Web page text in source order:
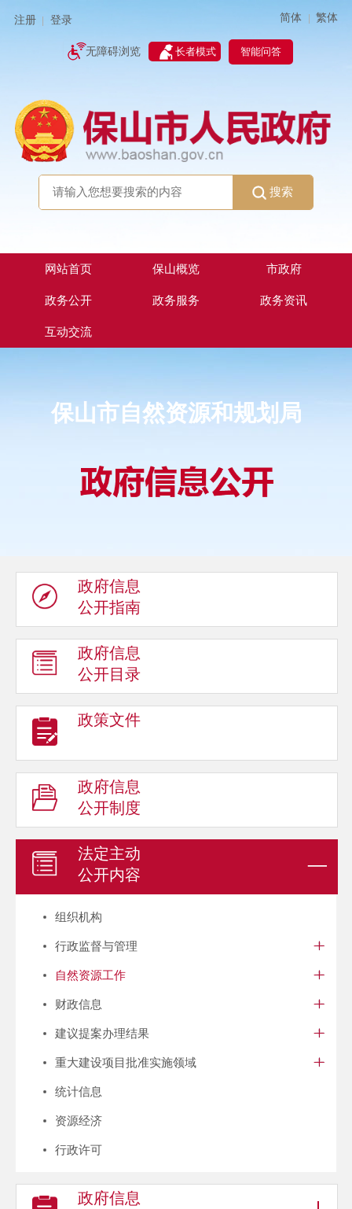
注册 登录 简体 | 繁体
无障碍浏览 长者模式 智能问答
搜索
网站首页 保山概览 市政府
政务公开 政务服务 政务资讯
互动交流
保山市自然资源和规划局
政府信息
公开指南
政府信息
公开目录
政策文件
政府信息
公开制度
法定主动
公开内容
组织机构
行政监督与管理
自然资源工作
财政信息
建议提案办理结果
重大建设项目批准实施领域
统计信息
资源经济
行政许可
政府信息